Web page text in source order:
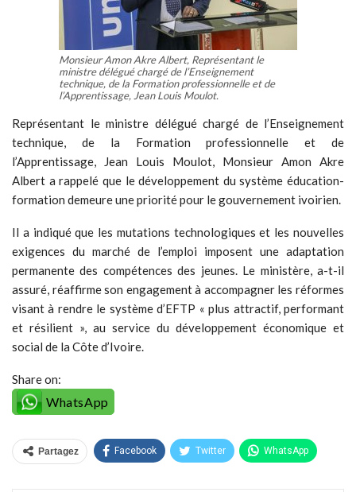
Monsieur Amon Akre Albert, Représentant le
ministre délégué chargé de l’Enseignement
technique, de la Formation professionnelle et de
l’Apprentissage, Jean Louis Moulot.
Représentant le ministre délégué chargé de l’Enseignement
technique, de la Formation professionnelle et de
l’Apprentissage, Jean Louis Moulot, Monsieur Amon Akre
Albert a rappelé que le développement du système éducation-
formation demeure une priorité pour le gouvernement ivoirien.
Il a indiqué que les mutations technologiques et les nouvelles
exigences du marché de l’emploi imposent une adaptation
permanente des compétences des jeunes. Le ministère, a-t-il
assuré, réaffirme son engagement à accompagner les réformes
visant à rendre le système d’EFTP « plus attractif, performant
et résilient », au service du développement économique et
social de la Côte d’Ivoire.
Share on:
WhatsApp
Partagez Facebook Twitter WhatsApp